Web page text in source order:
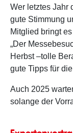
Wer letztes Jahr
gute Stimmung
Mitglied bringt
„Der
Herbst –tolle
gute Tipps für
Auch 2025
solange der